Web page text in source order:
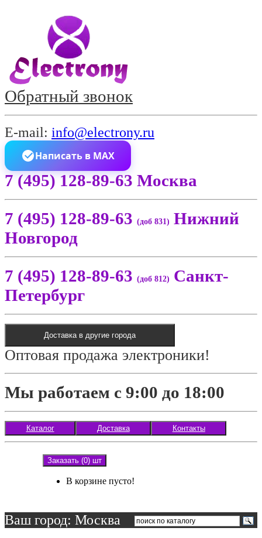
Обратный звонок
E-mail: info@electrony.ru
Написать в MAX
7 (495) 128-89-63 Москва
7 (495) 128-89-63 (доб 831) Нижний
Новгород
7 (495) 128-89-63 (доб 812) Санкт-
Петербург
Доставка в другие города
Оптовая продажа электроники!
Мы работаем с 9:00 до 18:00
Каталог Доставка Контакты
Заказать (0) шт
В корзине пусто!
Ваш город: Москва